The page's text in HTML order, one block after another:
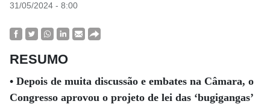
31/05/2024 - 8:00
RESUMO
• Depois de muita discussão e embates na Câmara, o
Congresso aprovou o projeto de lei das ‘bugigangas’